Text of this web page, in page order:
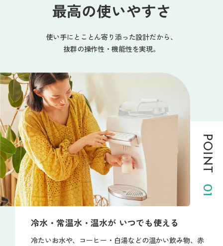
最高の使いやすさ
使い手にとことん寄り添った設計だから、
抜群の操作性・機能性を実現。
POINT
01
冷水・常温水・温水が いつでも使える
冷たいお水や、コーヒー・白湯などの温かい飲み物、赤